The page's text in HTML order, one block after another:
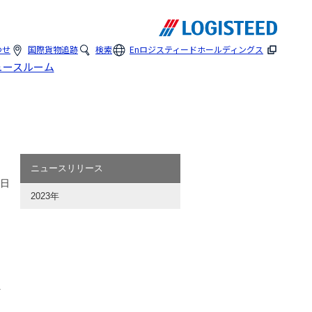
ースルーム
せ 国際貨物追跡 検索 Enロジスティードホールディングス
ニュースリリース
2023年